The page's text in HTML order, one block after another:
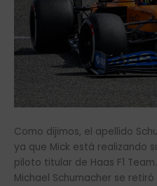
Como dijimos, el apellido
ya que Mick está realizando
piloto titular de Haas F1
Michael Schumacher se